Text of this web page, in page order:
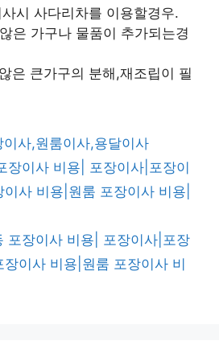
시 사다리차를 이용할경우.
은 가구나 물품이 추가되는경
은 큰가구의 분해,재조립이 필
사,원룸이사,용달이사
장이사 비용| 포장이사|포장이
사 비용|원룸 포장이사 비용|
포장이사 비용| 포장이사|포장
이사 비용|원룸 포장이사 비